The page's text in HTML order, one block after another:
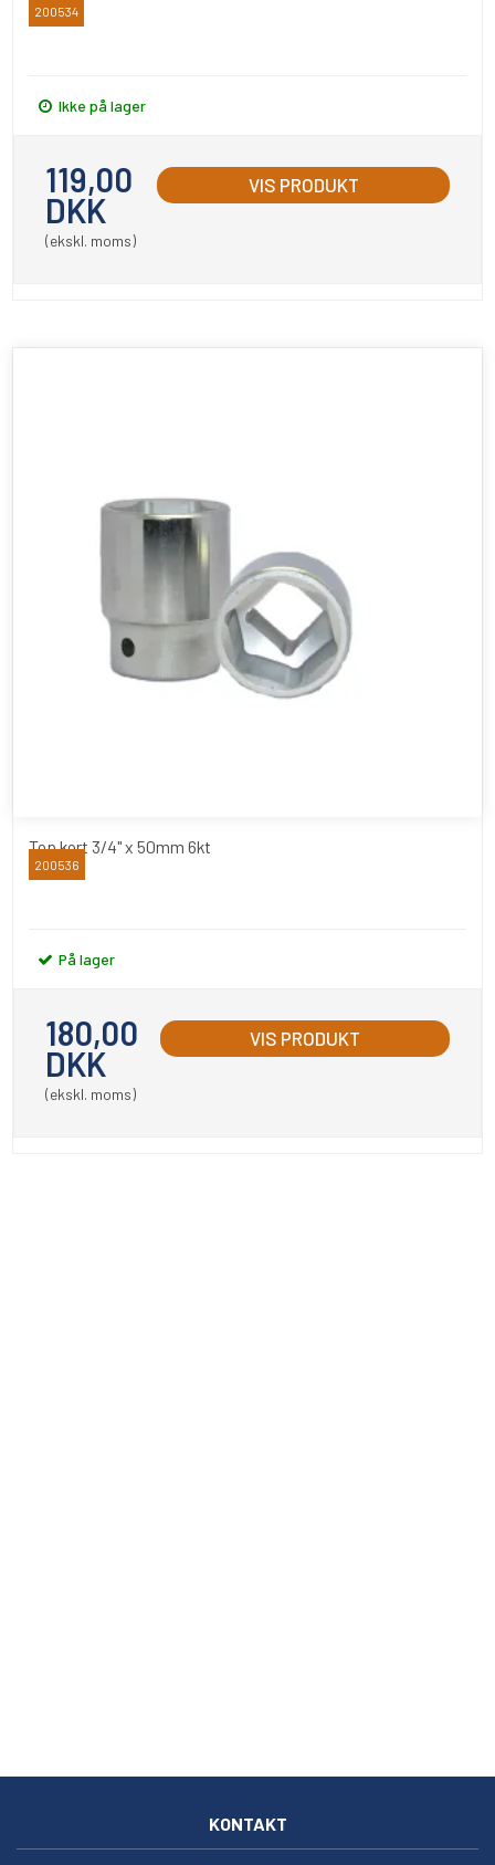
BATO
200534
Ikke på lager
119,00
DKK
(ekskl. moms)
VIS PRODUKT
Top kort 3/4" x 50mm 6kt
BATO
200536
På lager
180,00
DKK
(ekskl. moms)
VIS PRODUKT
KONTAKT